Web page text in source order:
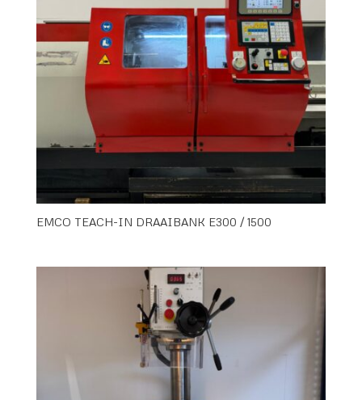
EMCO TEACH-IN DRAAIBANK E300 / 1500